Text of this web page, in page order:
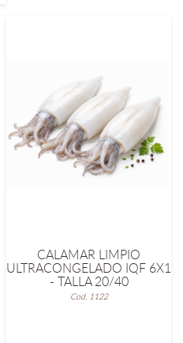
CALAMAR LIMPIO
ULTRACONGELADO IQF 6X1
- TALLA 20/40
Cod. 1122